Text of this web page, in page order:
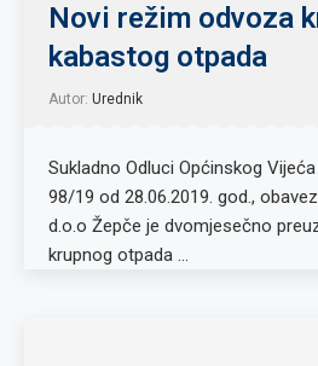
Novi režim odvoza
kabastog otpada
Autor: Urednik
Sukladno Odluci Općinskog
98/19 od 28.06.2019. god.,
d.o.o Žepče je dvomjesečno
krupnog otpada …